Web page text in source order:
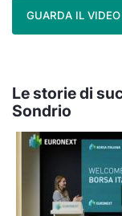
GUARDA IL VIDEO
Le storie di
Sondrio